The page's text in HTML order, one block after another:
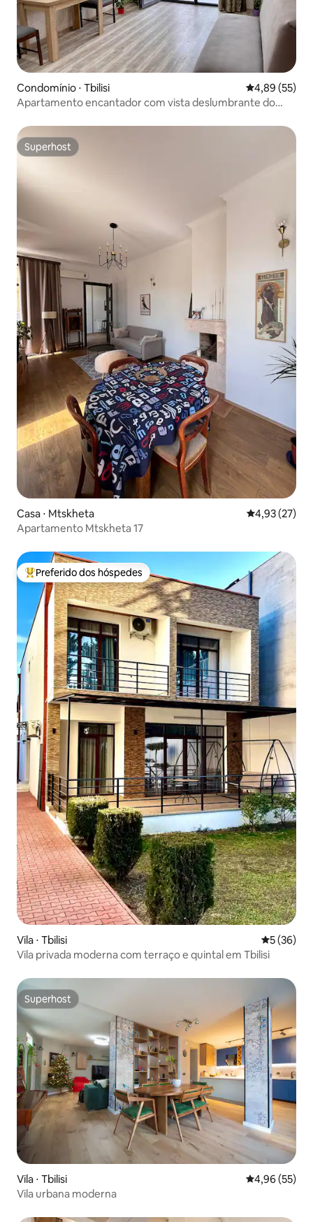
Condomínio ⋅ Tbilisi 4,89 de uma
4,89 (55)
Apartamento encantador com vista deslumbrante do
Superhost
Superhost
Casa ⋅ Mtskheta 4,93 de uma
4,93 (27)
Apartamento Mtskheta 17
Entre os melhores preferidos dos hóspedes
Preferido dos hóspedes
Vila ⋅ Tbilisi 5 de uma
5 (36)
Vila privada moderna com terraço e quintal em Tbilisi
Superhost
Superhost
Vila ⋅ Tbilisi 4,96 de uma
4,96 (55)
Vila urbana moderna